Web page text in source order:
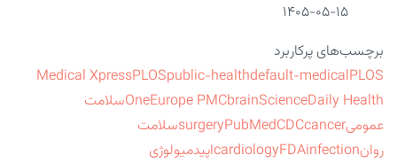
۱۴۰۵-۰۵-۱۵
برچسب‌های پرکاربرد
Medical XpressPLOSpublic-healthdefault-medicalPLOS
OneEurope PMCbrainScienceDaily Health
سلامت
عمومی
surgeryPubMedCDCcancer
سلامت
روان
cardiologyFDAinfection
اپیدمیولوژی